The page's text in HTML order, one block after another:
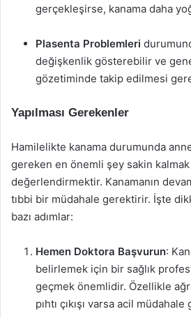
gerçekleşirse, kanama daha
Plasenta Problemleri
değişkenlik gösterebilir ve
gözetiminde takip edilmesi
Yapılması Gerekenler
Hamilelikte kanama durumunda anne
gereken en önemli şey sakin
değerlendirmektir. Kanamanın
tıbbi bir müdahale gerektirir. İşte
bazı adımlar:
Hemen Doktora Başvurun:
belirlemek için bir sağlık
geçmek önemlidir. Özellikle
pıhtı çıkışı varsa acil